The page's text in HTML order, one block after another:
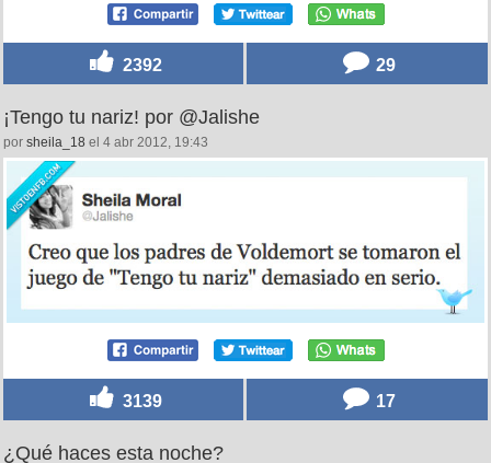
2392 29
¡Tengo tu nariz! por @Jalishe
por sheila_18 el 4 abr 2012, 19:43
3139 17
¿Qué haces esta noche?